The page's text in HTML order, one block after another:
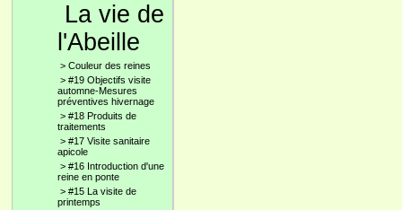
La vie de
l'Abeille
> Couleur des reines
> #19 Objectifs visite
automne-Mesures
préventives hivernage
> #18 Produits de
traitements
> #17 Visite sanitaire
apicole
> #16 Introduction d'une
reine en ponte
> #15 La visite de
printemps